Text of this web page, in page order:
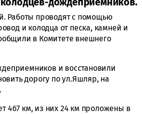
Работы проводят с помощью
и колодца от песка, камней и
в Комитете внешнего
и восстановили
дорогу по ул.Яшляр, на
467 км, из них 24 км проложены в